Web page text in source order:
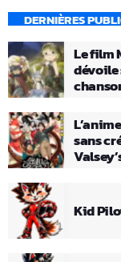
DERNIÈRES
Le film
dévoile
sans
Kid